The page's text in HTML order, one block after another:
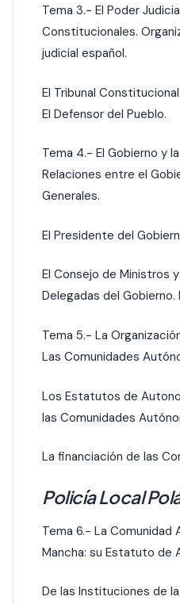
Tema 3.- El Poder
Constitucionales.
judicial español.
El Tribunal
El Defensor del Pueblo.
Tema 4.- El Gobierno y
Relaciones entre el
Generales.
El Presidente del
El Consejo de Ministros
Delegadas del
Tema 5.- La
Las Comunidades
Los Estatutos de
las Comunidades
La financiación de las
Policía Local
Tema 6.- La
Mancha: su Estatuto de
De las Instituciones de